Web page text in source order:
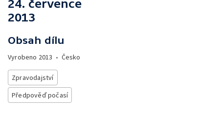
24. července
2013
Obsah dílu
Vyrobeno 2013 • Česko
Zpravodajství
Předpověď počasí